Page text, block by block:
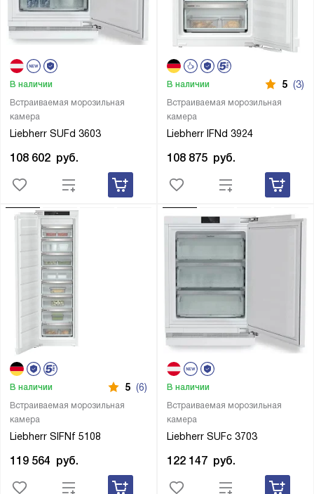
Встраиваемая морозильная
камера
Liebherr SUFd 3603
В наличии
108 602 руб.
Встраиваемая морозильная
камера
Liebherr IFNd 3924
В наличии 5 (3)
108 875 руб.
Встраиваемая морозильная
камера
Liebherr SIFNf 5108
В наличии 5 (6)
119 564 руб.
Встраиваемая морозильная
камера
Liebherr SUFc 3703
В наличии
122 147 руб.